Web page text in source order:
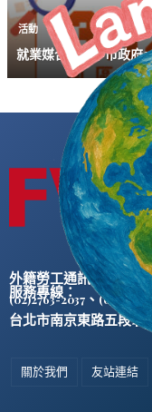
活動
就業媒合｜臺中市政府
外籍勞工通訊社版權
服務專線：
(02)2763-2037 、
台北市南京東路五段47
關於我們 友站連結